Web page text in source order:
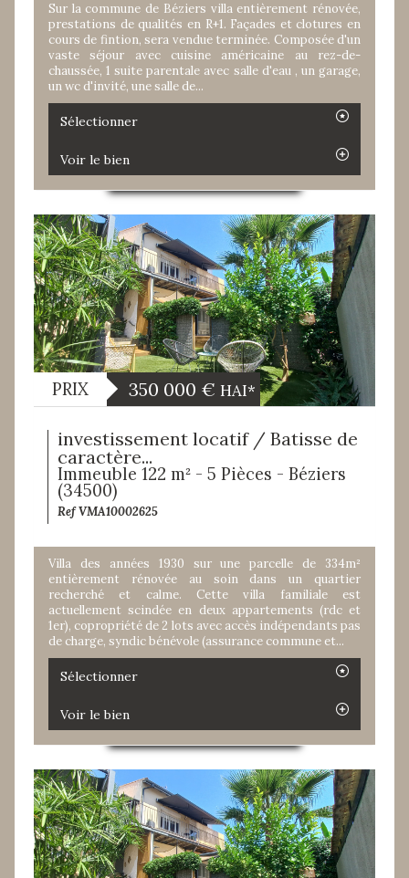
Sur la commune de Béziers villa entièrement rénovée,
prestations de qualités en R+1. Façades et clotures en
cours de fintion, sera vendue terminée. Composée d'un
vaste séjour avec cuisine américaine au rez-de-
chaussée, 1 suite parentale avec salle d'eau , un garage,
un wc d'invité, une salle de...
Sélectionner
Voir le bien
PRIX 350 000 € HAI*
investissement locatif / Batisse de
caractère...
Immeuble 122 m² - 5 Pièces - Béziers
(34500)
Ref VMA10002625
Villa des années 1930 sur une parcelle de 334m²
entièrement rénovée au soin dans un quartier
recherché et calme. Cette villa familiale est
actuellement scindée en deux appartements (rdc et
1er), copropriété de 2 lots avec accès indépendants pas
de charge, syndic bénévole (assurance commune et...
Sélectionner
Voir le bien